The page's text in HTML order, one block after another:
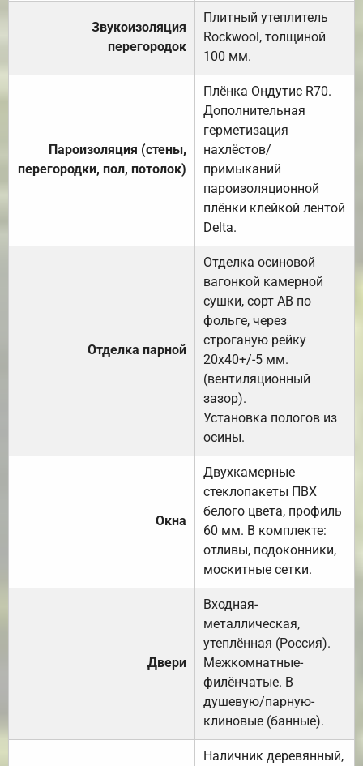
Звукоизоляция
перегородок
Плитный утеплитель
Rockwool, толщиной
100 мм.
Пароизоляция (стены,
перегородки, пол, потолок)
Плёнка Ондутис R70.
Дополнительная
герметизация
нахлёстов/
примыканий
пароизоляционной
плёнки клейкой лентой
Delta.
Отделка парной
Отделка осиновой
вагонкой камерной
сушки, сорт АВ по
фольге, через
строганую рейку
20х40+/-5 мм.
(вентиляционный
зазор).
Установка пологов из
осины.
Окна
Двухкамерные
стеклопакеты ПВХ
белого цвета, профиль
60 мм. В комплекте:
отливы, подоконники,
москитные сетки.
Двери
Входная-
металлическая,
утеплённая (Россия).
Межкомнатные-
филёнчатые. В
душевую/парную-
клиновые (банные).
Наличник деревянный,